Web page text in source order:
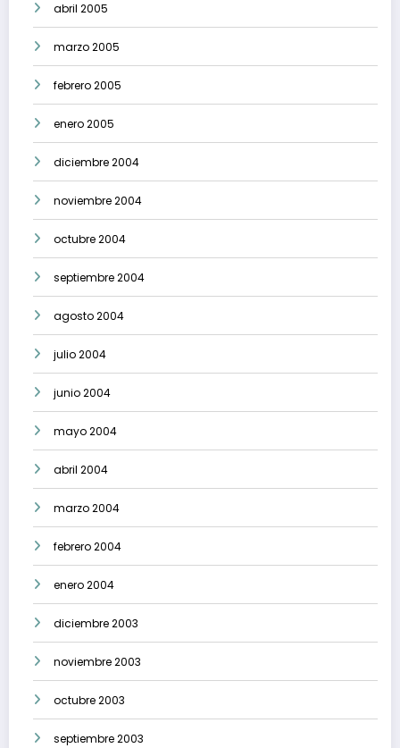
abril 2005
marzo 2005
febrero 2005
enero 2005
diciembre 2004
noviembre 2004
octubre 2004
septiembre 2004
agosto 2004
julio 2004
junio 2004
mayo 2004
abril 2004
marzo 2004
febrero 2004
enero 2004
diciembre 2003
noviembre 2003
octubre 2003
septiembre 2003